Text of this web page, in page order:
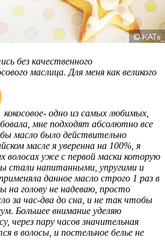
без качественного
маслица. Для меня как великого
кокосовое- одно из самых любимых,
мне подходят абсолютно все
масло было действительно
масле я уверенна на 100%, я
волосах уже с первой маски которую
стали напитанными, упругими и
данное масло строго 1 раз в
на голову не надеваю, просто
за час-два до сна, и не так чтобы
Большее внимание уделяю
через пару часов значительная
в волосы, и постельное белье не